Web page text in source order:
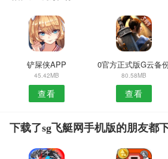
铲屎侠APP
45.42MB
查看
0官方正式版G云备
80.58MB
查看
下载了sg飞艇网手机版的朋友都